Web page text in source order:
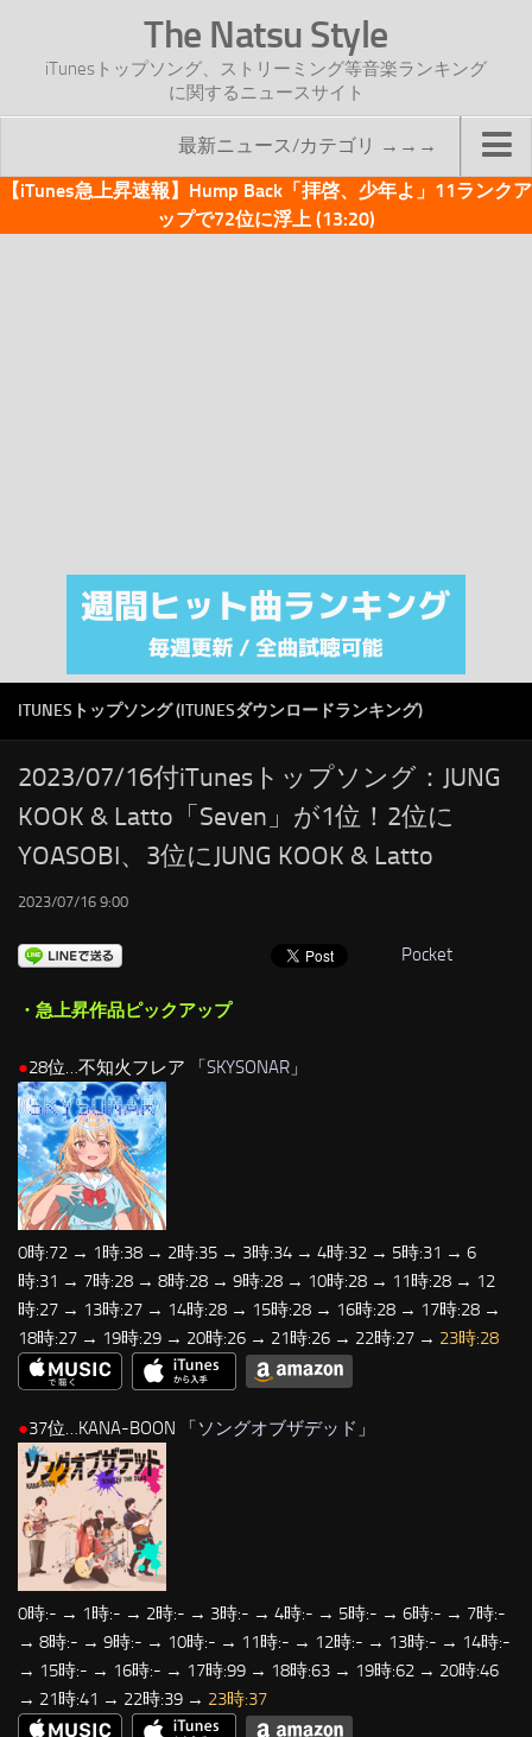
The Natsu Style
iTunesトップソング、ストリーミング等音楽ランキング
に関するニュースサイト
最新ニュース/カテゴリ →→→
TOP
注目カテゴリ
オリジナルiTunes週間トップソング
RSS
LINKS
【iTunes急上昇速報】Hump Back「拝啓、少年よ」11ランクア
ップで72位に浮上 (13:20)
ITUNESトップソング (ITUNESダウンロードランキング)
2023/07/16付iTunesトップソング：JUNG
KOOK & Latto「Seven」が1位！2位に
YOASOBI、3位にJUNG KOOK & Latto
2023/07/16 9:00
Pocket
・急上昇作品ピックアップ
●28位…不知火フレア 「SKYSONAR 」
0時:72 → 1時:38 → 2時:35 → 3時:34 → 4時:32 → 5時:31 → 6
時:31 → 7時:28 → 8時:28 → 9時:28 → 10時:28 → 11時:28 → 12
時:27 → 13時:27 → 14時:28 → 15時:28 → 16時:28 → 17時:28 →
18時:27 → 19時:29 → 20時:26 → 21時:26 → 22時:27 → 23時:28
●37位…KANA-BOON 「ソングオブザデッド 」
0時:- → 1時:- → 2時:- → 3時:- → 4時:- → 5時:- → 6時:- → 7時:-
→ 8時:- → 9時:- → 10時:- → 11時:- → 12時:- → 13時:- → 14時:-
→ 15時:- → 16時:- → 17時:99 → 18時:63 → 19時:62 → 20時:46
→ 21時:41 → 22時:39 → 23時:37